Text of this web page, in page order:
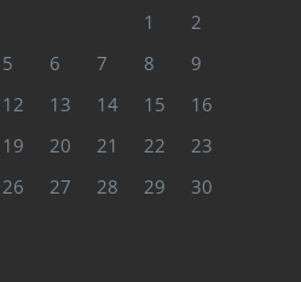
1
2
5 6 7 8
9
12 13 14 15
16
19 20 21 22
23
26 27 28 29
30